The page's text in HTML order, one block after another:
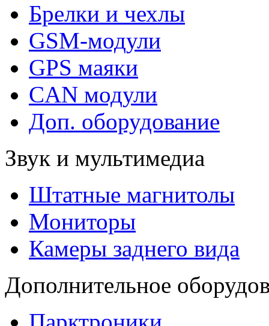
Брелки и чехлы
GSM-модули
GPS маяки
CAN модули
Доп. оборудование
Звук и мультимедиа
Штатные магнитолы
Мониторы
Камеры заднего вида
Дополнительное